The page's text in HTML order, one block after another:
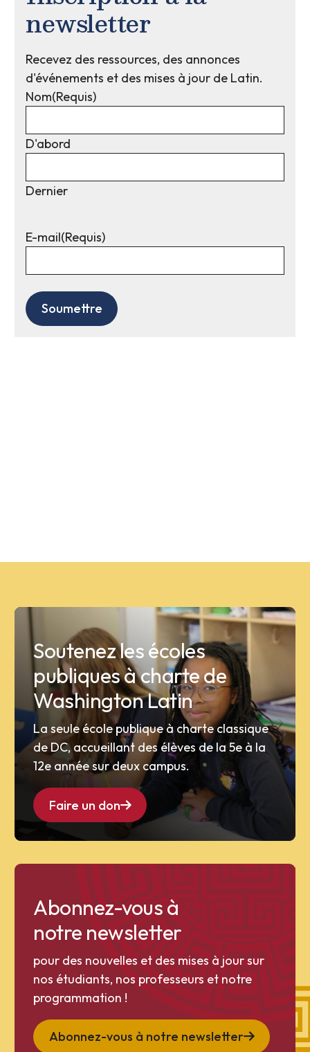
newsletter
Recevez des ressources, des annonces
d'événements et des mises à jour de Latin.
Nom(Requis)
D'abord
Dernier
E-mail(Requis)
Soutenez les écoles
publiques à charte de
Washington Latin
La seule école publique à charte classique
de DC, accueillant des élèves de la 5e à la
12e année sur deux campus.
Faire un don
Abonnez-vous à
notre newsletter
pour des nouvelles et des mises à jour sur
nos étudiants, nos professeurs et notre
programmation !
Abonnez-vous à notre newsletter